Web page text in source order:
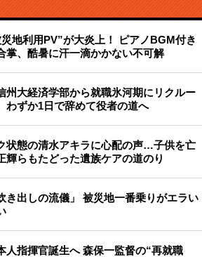
地利用PV”が大炎上！ ピアノBGM付き
掌、酷暑に汗一滴かかない不可解
州大経済学部から就職氷河期にリクルー
わずか1日で辞めて役者の道へ
状態の清水アキラに心配の声…子供を亡
輝らもたどった遺族ケアの道のり
き出しの流儀」 被災地一番乗りがエラい
人指揮官誕生へ 森保一監督の“再就職